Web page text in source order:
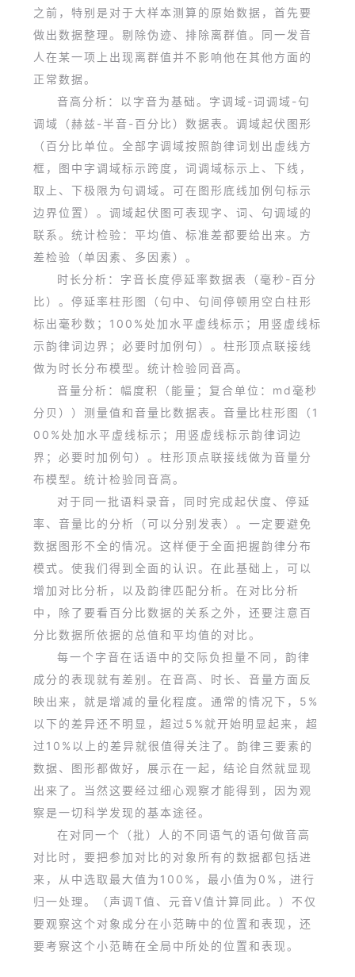
之前，特别是对于大样本测算的原始数据，首先要
做出数据整理。剔除伪迹、排除离群值。同一发音
人在某一项上出现离群值并不影响他在其他方面的
正常数据。
音高分析：以字音为基础。字调域-词调域-句
调域（赫兹-半音-百分比）数据表。调域起伏图形
（百分比单位。全部字调域按照韵律词划出虚线方
框，图中字调域标示跨度，词调域标示上、下线，
取上、下极限为句调域。可在图形底线加例句标示
边界位置）。调域起伏图可表现字、词、句调域的
联系。统计检验：平均值、标准差都要给出来。方
差检验（单因素、多因素）。
时长分析：字音长度停延率数据表（毫秒-百分
比）。停延率柱形图（句中、句间停顿用空白柱形
标出毫秒数；100%处加水平虚线标示；用竖虚线标
示韵律词边界；必要时加例句）。柱形顶点联接线
做为时长分布模型。统计检验同音高。
音量分析：幅度积（能量；复合单位：md毫秒
分贝））测量值和音量比数据表。音量比柱形图（1
00%处加水平虚线标示；用竖虚线标示韵律词边
界；必要时加例句）。柱形顶点联接线做为音量分
布模型。统计检验同音高。
对于同一批语料录音，同时完成起伏度、停延
率、音量比的分析（可以分别发表）。一定要避免
数据图形不全的情况。这样便于全面把握韵律分布
模式。使我们得到全面的认识。在此基础上，可以
增加对比分析，以及韵律匹配分析。在对比分析
中，除了要看百分比数据的关系之外，还要注意百
分比数据所依据的总值和平均值的对比。
每一个字音在话语中的交际负担量不同，韵律
成分的表现就有差别。在音高、时长、音量方面反
映出来，就是增减的量化程度。通常的情况下，5%
以下的差异还不明显，超过5%就开始明显起来，超
过10%以上的差异就很值得关注了。韵律三要素的
数据、图形都做好，展示在一起，结论自然就显现
出来了。当然这要经过细心观察才能得到，因为观
察是一切科学发现的基本途径。
在对同一个（批）人的不同语气的语句做音高
对比时，要把参加对比的对象所有的数据都包括进
来，从中选取最大值为100%，最小值为0%，进行
归一处理。（声调T值、元音V值计算同此。）不仅
要观察这个对象成分在小范畴中的位置和表现，还
要考察这个小范畴在全局中所处的位置和表现。